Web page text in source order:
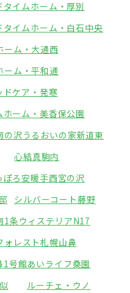
タイムホーム・厚別
タイムホーム・白石中央
ーム・大通西
ーム・平和通
ドケア・発寒
ホーム・美香保公園
の沢うるおいの家新道東
心結真駒内
ぽろ安暖手西宮の沢
シルバーコート藤野
1条 ウィステリアN17
ォレスト札幌山鼻
1号館あいライフ桑園
ルーチェ・ウノ